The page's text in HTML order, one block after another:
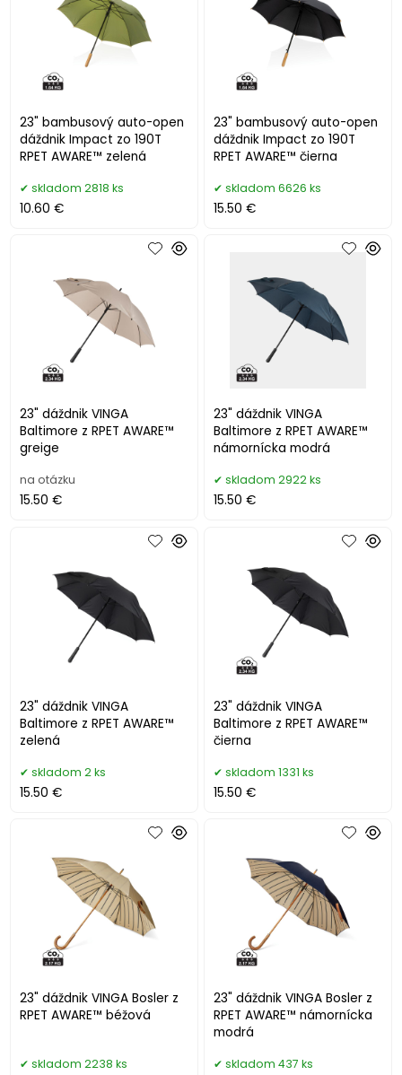
23" bambusový auto-open
dáždnik Impact zo 190T
RPET AWARE™ zelená
skladom 2818 ks
10.60 €
23" bambusový auto-open
dáždnik Impact zo 190T
RPET AWARE™ čierna
skladom 6626 ks
15.50 €
23" dáždnik VINGA
Baltimore z RPET AWARE™
greige
na otázku
15.50 €
23" dáždnik VINGA
Baltimore z RPET AWARE™
námornícka modrá
skladom 2922 ks
15.50 €
23" dáždnik VINGA
Baltimore z RPET AWARE™
zelená
skladom 2 ks
15.50 €
23" dáždnik VINGA
Baltimore z RPET AWARE™
čierna
skladom 1331 ks
15.50 €
23" dáždnik VINGA Bosler z
RPET AWARE™ béžová
skladom 2238 ks
23" dáždnik VINGA Bosler z
RPET AWARE™ námornícka
modrá
skladom 437 ks